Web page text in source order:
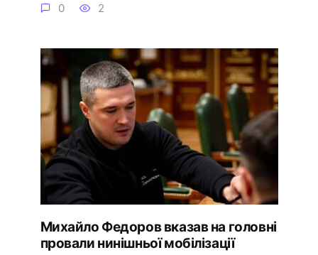
0 2
Михайло Федоров вказав на головні
провали нинішньої мобілізації